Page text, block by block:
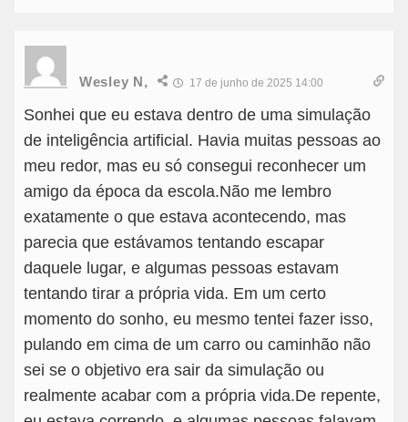
Wesley N, 17 de junho de 2025 14:00
Sonhei que eu estava dentro de uma simulação
de inteligência artificial. Havia muitas pessoas ao
meu redor, mas eu só consegui reconhecer um
amigo da época da escola.Não me lembro
exatamente o que estava acontecendo, mas
parecia que estávamos tentando escapar
daquele lugar, e algumas pessoas estavam
tentando tirar a própria vida. Em um certo
momento do sonho, eu mesmo tentei fazer isso,
pulando em cima de um carro ou caminhão não
sei se o objetivo era sair da simulação ou
realmente acabar com a própria vida.De repente,